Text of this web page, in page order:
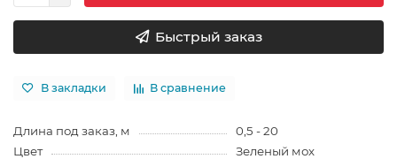
Быстрый заказ
В закладки В сравнение
Длина под заказ, м
0,5 - 20
Цвет
Зеленый мох